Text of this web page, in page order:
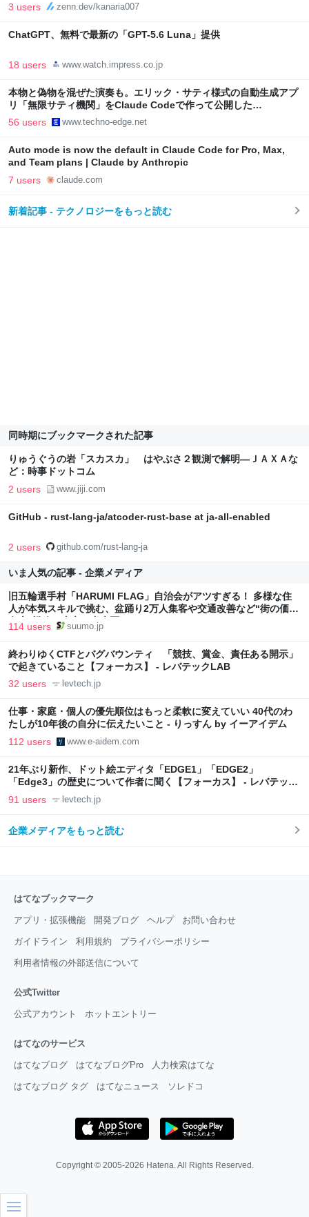
3 users zenn.dev/kanaria007
ChatGPT、無料で最新の「GPT-5.6 Luna」提供
18 users www.watch.impress.co.jp
本物と偽物を混ぜた演奏も。エリック・サティ様式の自動生成アプ
リ「無限サティ機関」をClaude Codeで作って公開した
（CloseBox） | テクノエッジ TechnoEdge
56 users www.techno-edge.net
Auto mode is now the default in Claude Code for Pro, Max,
and Team plans | Claude by Anthropic
7 users claude.com
新着記事 - テクノロジーをもっと読む
同時期にブックマークされた記事
りゅうぐうの岩「スカスカ」 はやぶさ２観測で解明―ＪＡＸＡな
ど：時事ドットコム
2 users www.jiji.com
GitHub - rust-lang-ja/atcoder-rust-base at ja-all-enabled
2 users github.com/rust-lang-ja
いま人気の記事 - 企業メディア
旧五輪選手村「HARUMI FLAG」自治会がアツすぎる！ 多様な住
人が本気スキルで挑む、盆踊り2万人集客や交通改善など“街の価値
向上”戦略 東京・中央区
114 users suumo.jp
終わりゆくCTFとバグバウンティ 「競技、賞金、責任ある開示」
で起きていること【フォーカス】 - レバテックLAB
32 users levtech.jp
仕事・家庭・個人の優先順位はもっと柔軟に変えていい 40代のわ
たしが10年後の自分に伝えたいこと - りっすん by イーアイデム
112 users www.e-aidem.com
21年ぶり新作、ドット絵エディタ「EDGE1」「EDGE2」
「Edge3」の歴史について作者に聞く【フォーカス】 - レバテック
LAB
91 users levtech.jp
企業メディアをもっと読む
はてなブックマーク
アプリ・拡張機能 開発ブログ ヘルプ お問い合わせ
ガイドライン 利用規約 プライバシーポリシー
利用者情報の外部送信について
公式Twitter
公式アカウント ホットエントリー
はてなのサービス
はてなブログ はてなブログPro 人力検索はてな
はてなブログ タグ はてなニュース ソレドコ
Copyright © 2005-2026 Hatena. All Rights Reserved.